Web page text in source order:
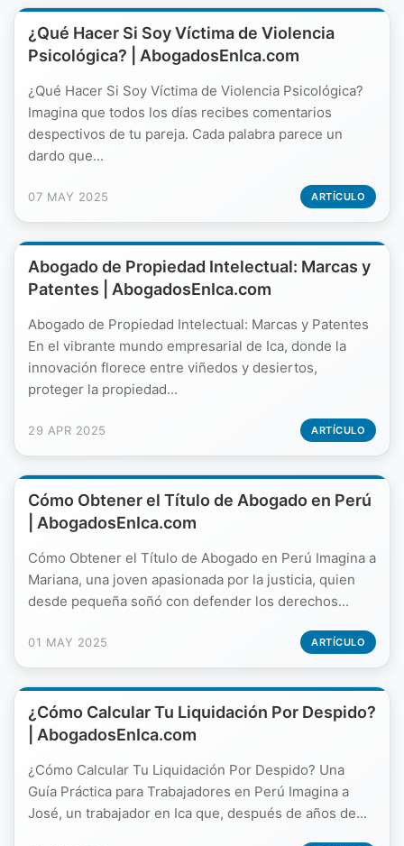
¿Qué Hacer Si Soy Víctima de Violencia
Psicológica? | AbogadosEnIca.com
¿Qué Hacer Si Soy Víctima de Violencia Psicológica?
Imagina que todos los días recibes comentarios
despectivos de tu pareja. Cada palabra parece un
dardo que...
07 MAY 2025 ARTÍCULO
Abogado de Propiedad Intelectual: Marcas y
Patentes | AbogadosEnIca.com
Abogado de Propiedad Intelectual: Marcas y Patentes
En el vibrante mundo empresarial de Ica, donde la
innovación florece entre viñedos y desiertos,
proteger la propiedad...
29 APR 2025 ARTÍCULO
Cómo Obtener el Título de Abogado en Perú
| AbogadosEnIca.com
Cómo Obtener el Título de Abogado en Perú Imagina a
Mariana, una joven apasionada por la justicia, quien
desde pequeña soñó con defender los derechos...
01 MAY 2025 ARTÍCULO
¿Cómo Calcular Tu Liquidación Por Despido?
| AbogadosEnIca.com
¿Cómo Calcular Tu Liquidación Por Despido? Una
Guía Práctica para Trabajadores en Perú Imagina a
José, un trabajador en Ica que, después de años de...